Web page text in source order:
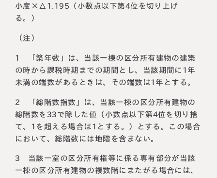
小度×△1.195（小数点以下第4位を切り上げ
る。）
（注）
1 「築年数」は、当該一棟の区分所有建物の建築
の時から課税時期までの期間とし、当該期間に1年
未満の端数があるときは、その端数は1年とする。
2 「総階数指数」は、当該一棟の区分所有建物の
総階数を33で除した値（小数点以下第4位を切り捨
て、1を超える場合は1とする。）とする。この場合
において、総階数には地階を含まない。
3 当該一室の区分所有権等に係る専有部分が当該
一棟の区分所有建物の複数階にまたがる場合には、